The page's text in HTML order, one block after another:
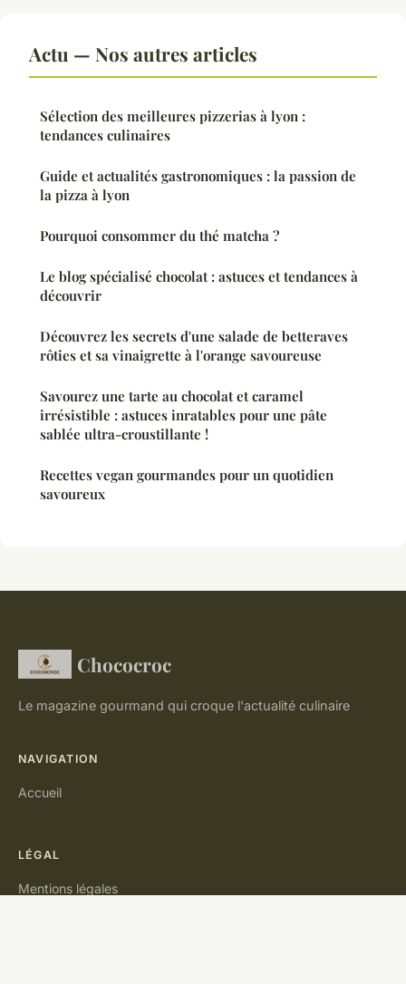
Actu — Nos autres articles
Sélection des meilleures pizzerias à lyon :
tendances culinaires
Guide et actualités gastronomiques : la passion de
la pizza à lyon
Pourquoi consommer du thé matcha ?
Le blog spécialisé chocolat : astuces et tendances à
découvrir
Découvrez les secrets d'une salade de betteraves
rôties et sa vinaigrette à l'orange savoureuse
Savourez une tarte au chocolat et caramel
irrésistible : astuces inratables pour une pâte
sablée ultra-croustillante !
Recettes vegan gourmandes pour un quotidien
savoureux
Chococroc
Le magazine gourmand qui croque l'actualité culinaire
NAVIGATION
Accueil
LÉGAL
Mentions légales